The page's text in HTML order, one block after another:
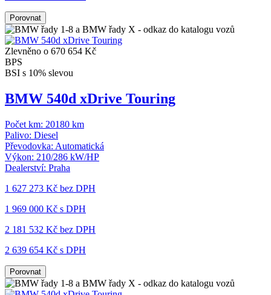
Porovnat
Zlevněno o 670 654 Kč
BPS
BSI s 10% slevou
BMW 540d xDrive Touring
Počet km: 20180 km
Palivo: Diesel
Převodovka: Automatická
Výkon: 210/286 kW/HP
Dealerství: Praha
1 627 273 Kč bez DPH
1 969 000 Kč s DPH
2 181 532 Kč bez DPH
2 639 654 Kč s DPH
Porovnat